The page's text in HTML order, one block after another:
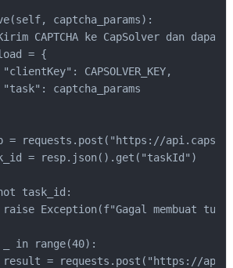
captcha_params):
CAPTCHA ke CapSolver dan
= {
CAPSOLVER_KEY,
captcha_params
= requests.post("https://
= resp.json().get("taskId")
task_id:
Exception(f"Gagal membuat
in range(40):
= requests.post("https://